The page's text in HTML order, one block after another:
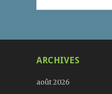
ARCHIVES
août 2026